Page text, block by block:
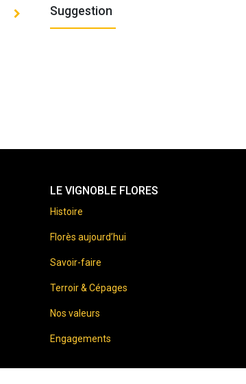
Suggestion
LE VIGNOBLE FLORES
Histoire
Florès aujourd’hui
Savoir-faire
Terroir & Cépages
Nos valeurs
Engagements